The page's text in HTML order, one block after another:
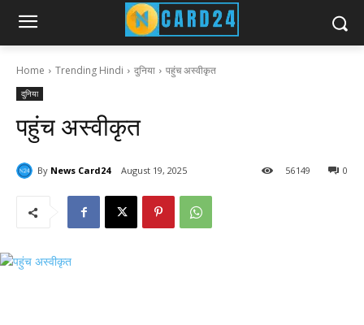
Home Trending Hindi दुनिया पहुंच अस्वीकृत
दुनिया
पहुंच अस्वीकृत
By News Card24 August 19, 2025 0
56149